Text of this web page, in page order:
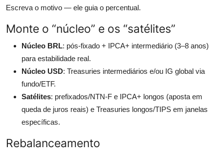
Escreva o motivo — ele guia o percentual.
Monte o “núcleo” e os “satélites”
Núcleo BRL: pós-fixado + IPCA+ intermediário (3–8 anos)
para estabilidade real.
Núcleo USD: Treasuries intermediários e/ou IG global via
fundo/ETF.
Satélites: prefixados/NTN-F e IPCA+ longos (aposta em
queda de juros reais) e Treasuries longos/TIPS em janelas
específicas.
Rebalanceamento